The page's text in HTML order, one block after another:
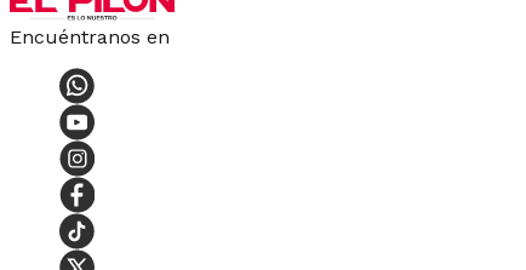
Encuéntranos en